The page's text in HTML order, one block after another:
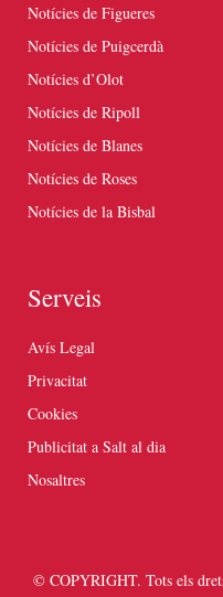
Notícies de Figueres
Notícies de Puigcerdà
Notícies d’Olot
Notícies de Ripoll
Notícies de Blanes
Notícies de Roses
Notícies de la Bisbal
Serveis
Avís Legal
Privacitat
Cookies
Publicitat a Salt al dia
Nosaltres
© COPYRIGHT. Tots els